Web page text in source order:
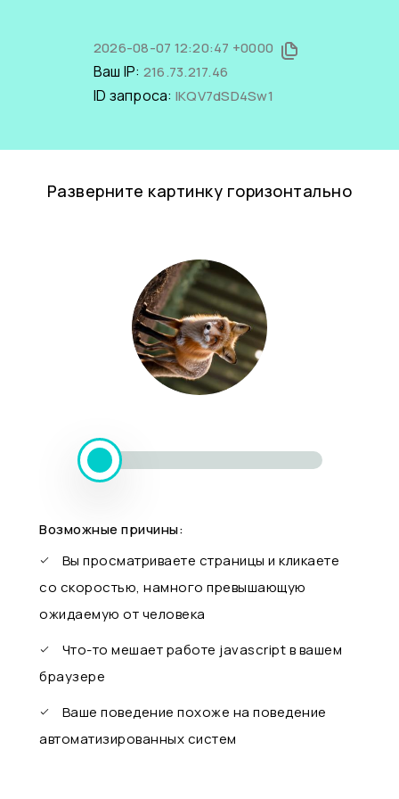
2026-08-07 12:20:47 +0000
Ваш IP: 216.73.217.46
ID запроса: lKQV7dSD4Sw1
Разверните картинку горизонтально
Возможные причины:
Вы просматриваете страницы и кликаете
со скоростью, намного превышающую
ожидаемую от человека
Что-то мешает работе javascript в вашем
браузере
Ваше поведение похоже на поведение
автоматизированных систем